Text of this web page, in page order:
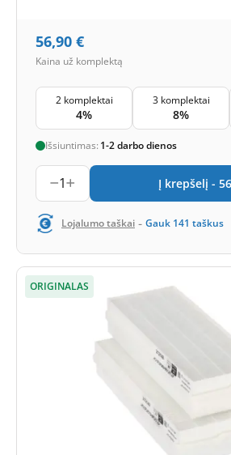
56,90 €
Kaina už komplektą
2 komplektai
4%
3 komplektai
8%
Išsiuntimas: 1-2 darbo dienos
1 Į krepšelį -
Lojalumo taškai - Gauk 141 taškus
ORIGINALAS